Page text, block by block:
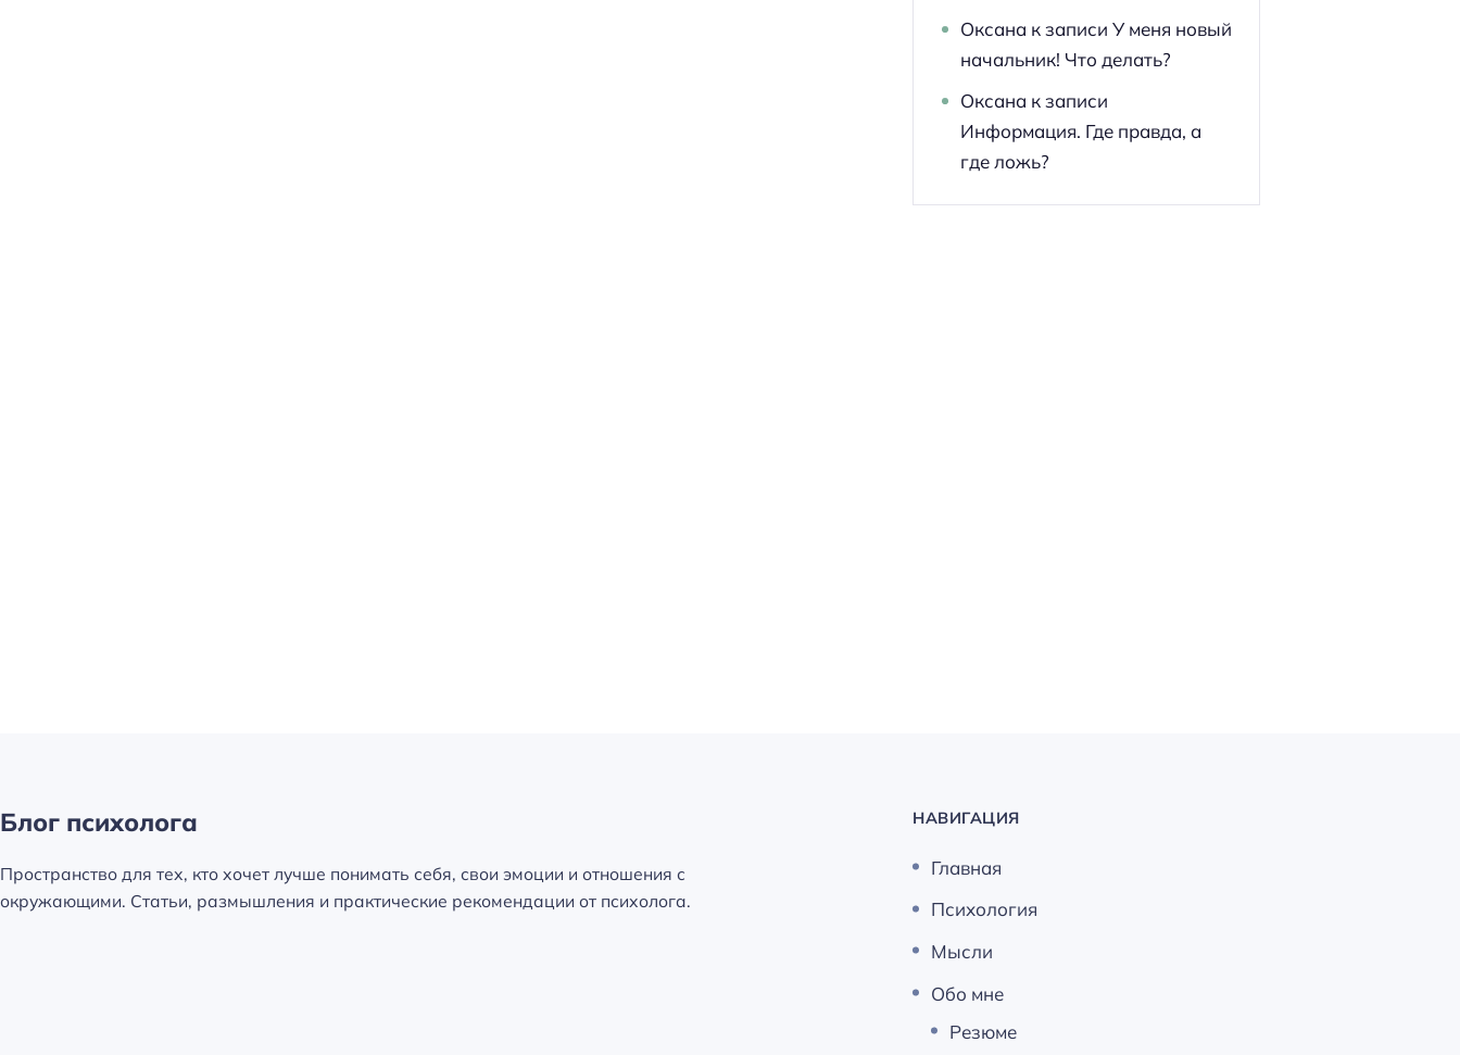
Оксана к записи У меня новый
начальник! Что делать?
Оксана к записи
Информация. Где правда, а
где ложь?
Блог психолога
Пространство для тех, кто хочет лучше понимать себя, свои эмоции и отношения с
окружающими. Статьи, размышления и практические рекомендации от психолога.
НАВИГАЦИЯ
Главная
Психология
Мысли
Обо мне
Резюме